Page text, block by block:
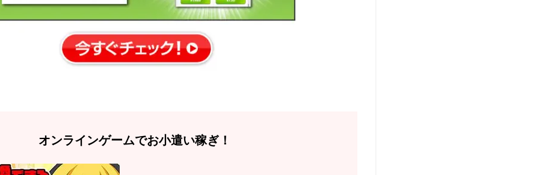
オンラインゲームでお小遣い稼ぎ！